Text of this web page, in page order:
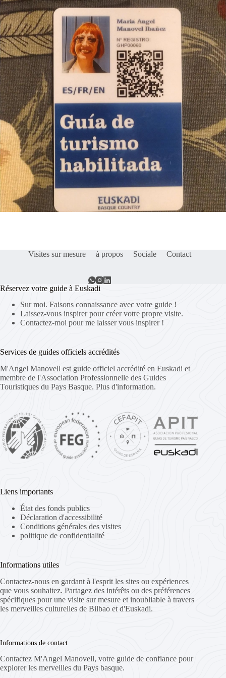
Visites sur mesure à propos Sociale Contact
Réservez votre guide à Euskadi
Sur moi. Faisons connaissance avec votre guide !
Laissez-vous inspirer pour créer votre propre visite.
Contactez-moi pour me laisser vous inspirer !
Services de guides officiels accrédités
M'Angel Manovell est guide officiel accrédité en Euskadi et
membre de l'Association Professionnelle des Guides
Touristiques du Pays Basque. Plus d'information.
Liens importants
État des fonds publics
Déclaration d'accessibilité
Conditions générales des visites
politique de confidentialité
Informations utiles
Contactez-nous en gardant à l'esprit les sites ou expériences
que vous souhaitez. Partagez des intérêts ou des préférences
spécifiques pour une visite sur mesure et inoubliable à travers
les merveilles culturelles de Bilbao et d'Euskadi.
Informations de contact
Contactez M'Angel Manovell, votre guide de confiance pour
explorer les merveilles du Pays basque.